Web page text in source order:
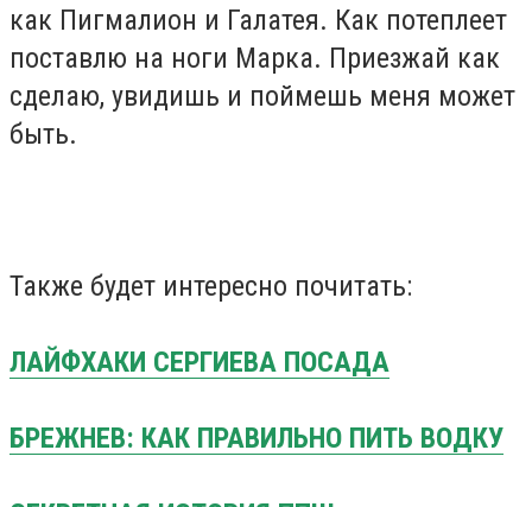
как Пигмалион и Галатея. Как потеплеет
поставлю на ноги Марка. Приезжай как
сделаю, увидишь и поймешь меня может
быть.
Также будет интересно почитать:
ЛАЙФХАКИ СЕРГИЕВА ПОСАДА
БРЕЖНЕВ: КАК ПРАВИЛЬНО ПИТЬ ВОДКУ